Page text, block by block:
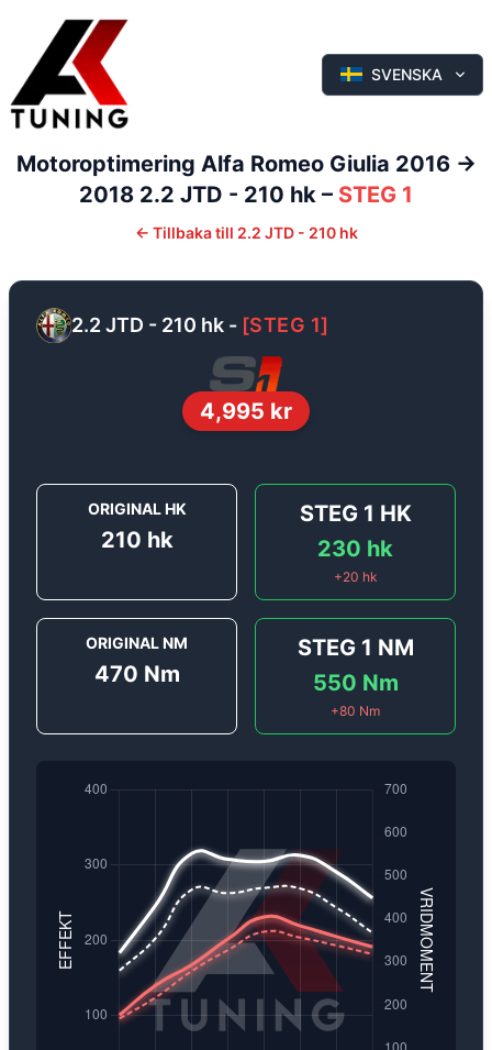
SVENSKA
Motoroptimering Alfa Romeo Giulia 2016 ->
2018 2.2 JTD - 210 hk – STEG 1
← Tillbaka till 2.2 JTD - 210 hk
2.2 JTD - 210 hk - [STEG 1]
4,995 kr
ORIGINAL HK
210 hk
STEG 1 HK
230 hk
+20 hk
ORIGINAL NM
470 Nm
STEG 1 NM
550 Nm
+80 Nm